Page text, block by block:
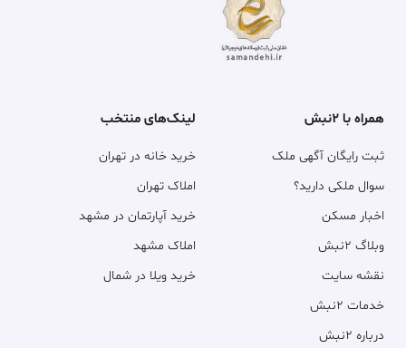
همراه با ۲نبش
ثبت رایگان آگهی ملک
سوال ملکی دارید؟
اخبار مسکن
وبلاگ ۲نبش
نقشه سایت
خدمات ۲نبش
درباره ۲نبش
لینک‌های منتخب
خرید خانه در تهران
املاک تهران
خرید آپارتمان در مشهد
املاک مشهد
خرید ویلا در شمال